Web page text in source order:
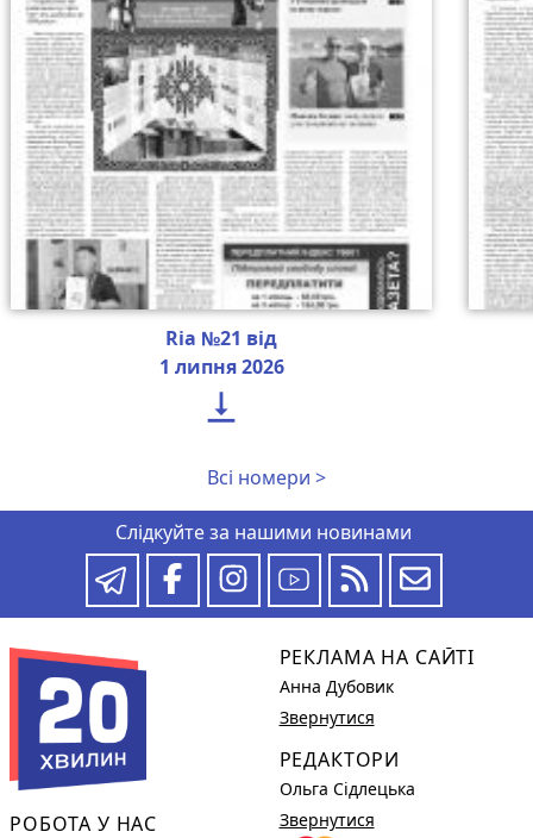
Ria №21 від
1 липня 2026

Всі номери >
Слідкуйте за нашими новинами
РОБОТА У НАС
РЕКЛАМА НА САЙТІ
Анна Дубовик
Звернутися
РЕДАКТОРИ
Ольга Сідлецька
Звернутися